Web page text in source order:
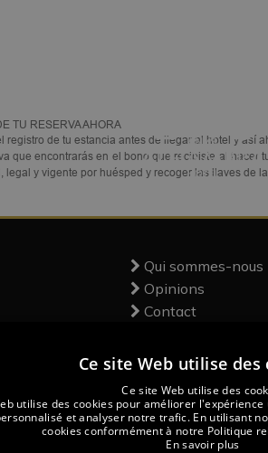
TU RESERVA AHORA
de tu estancia antes de llegar al hotel y así
que encontrarás en el bono que recibiste al
y vigente por huésped y recoger las llaves de
Qui sommes-nous
Opinions
Contact
Ce site Web utilise des
Ce site Web utilise des
utilise des cookies pour améliorer
et analyser notre trafic. En utilisant
cookies conformément à notre Politique
En savoir plus